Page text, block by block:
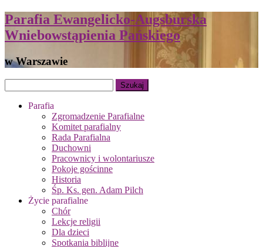
Parafia Ewangelicko-Augsburska
Wniebowstąpienia Pańskiego
w Warszawie
Parafia
Zgromadzenie Parafialne
Komitet parafialny
Rada Parafialna
Duchowni
Pracownicy i wolontariusze
Pokoje gościnne
Historia
Śp. Ks. gen. Adam Pilch
Życie parafialne
Chór
Lekcje religii
Dla dzieci
Spotkania biblijne